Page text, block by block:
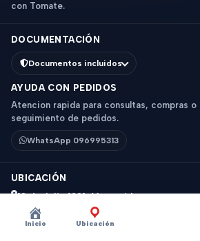
Inicio Ubicación
con Tomate.
DOCUMENTACIÓN
Documentos incluidos
AYUDA CON PEDIDOS
Atencion rapida para consultas, compras o
seguimiento de pedidos.
WhatsApp 096995313
UBICACIÓN
18 de Julio 1831, Montevideo
Horario: 9 a 18 hs